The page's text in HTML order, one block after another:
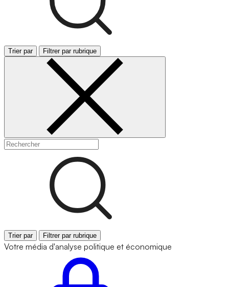
Trier par Filtrer par rubrique
Trier par Filtrer par rubrique
Votre média d'analyse politique et économique